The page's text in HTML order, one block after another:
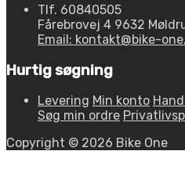
Tlf. 60840505
Fårebrovej 4 9632
Email: kontakt@bike-
Hurtig søgning
Levering Min konto
Søg min ordre
Copyright © 2026 Bike One